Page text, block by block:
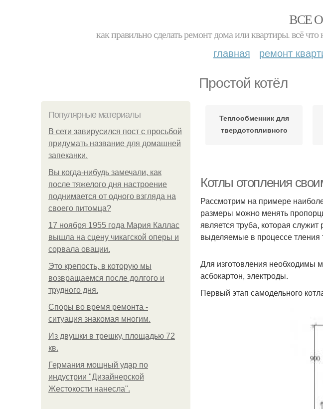
ВСЕ
как правильно сделать ремонт дома или квартиры. всё
главная ремонт
Простой котёл
Популярные материалы
В сети завирусился пост с просьбой
придумать название для домашней
запеканки.
Вы когда-нибудь замечали, как
после тяжелого дня настроение
поднимается от одного взгляда на
своего питомца?
17 ноября 1955 года Мария Каллас
вышла на сцену чикагской оперы и
сорвала овации.
Это крепость, в которую мы
возвращаемся после долгого и
трудного дня.
Споры во время ремонта -
ситуация знакомая многим.
Из двушки в трешку, площадью 72
кв.
Германия мощный удар по
индустрии "Дизайнерской
Жестокости нанесла".
Теплообменник для
твердотопливного
Котлы отопления
Рассмотрим на примере
размеры можно менять
является труба, которая
выделяемые в процессе тления
Для изготовления необходимы
асбокартон, электроды.
Первый этап самодельного